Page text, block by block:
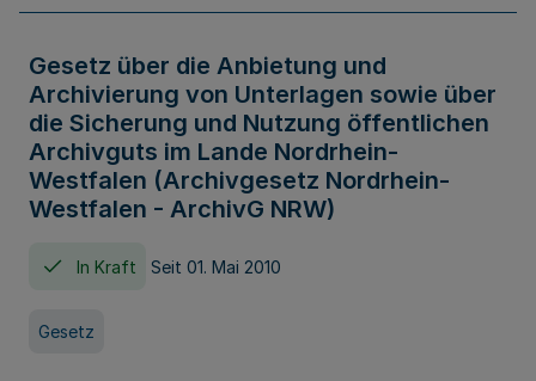
Gesetz über die Anbietung und
Archivierung von Unterlagen sowie über
die Sicherung und Nutzung öffentlichen
Archivguts im Lande Nordrhein-
Westfalen (Archivgesetz Nordrhein-
Westfalen - ArchivG NRW)
In Kraft Seit 01. Mai 2010
Gesetz